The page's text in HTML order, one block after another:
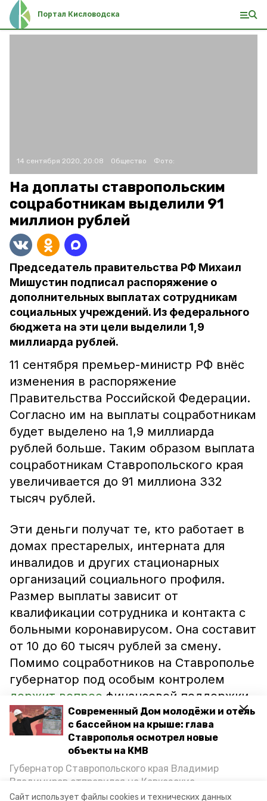
Сайт использует файлы cookies и технических данных
Современный Дом молодёжи и отель
с бассейном на крыше: глава
Ставрополья осмотрел новые
объекты на КМВ
Губернатор Ставропольского края Владимир
Владимиров отправился на Кавказские
Минеральные Воды, чтобы проинспектировать
Портал Кисловодска
14 сентября 2020, 20:08 Общество Фото:
На доплаты ставропольским
соцработникам выделили 91
миллион рублей
Председатель правительства РФ Михаил
Мишустин подписал распоряжение о
дополнительных выплатах сотрудникам
социальных учреждений. Из федерального
бюджета на эти цели выделили 1,9
миллиарда рублей.
11 сентября премьер-министр РФ внёс
изменения в распоряжение
Правительства Российской Федерации.
Согласно им на выплаты соцработникам
будет выделено на 1,9 миллиарда
рублей больше. Таким образом выплата
соцработникам Ставропольского края
увеличивается до 91 миллиона 332
тысяч рублей.
Эти деньги получат те, кто работает в
домах престарелых, интерната для
инвалидов и других стационарных
организаций социального профиля.
Размер выплаты зависит от
квалификации сотрудника и контакта с
больными коронавирусом. Она составит
от 10 до 60 тысяч рублей за смену.
Помимо соцработников на Ставрополье
губернатор под особым контролем
держит вопрос финансовой поддержки
врачей.
Надбавки планировалось выплачивать с
15 апреля по 15 июля, затем их продлили
до 15 сентября. Теперь на заседании
правительства 10 сентября их продлили